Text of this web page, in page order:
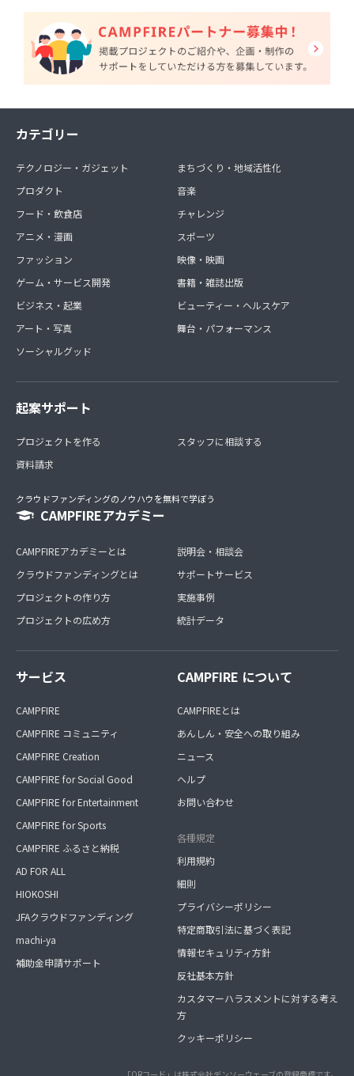
カテゴリー
テクノロジー・ガジェット
プロダクト
フード・飲食店
アニメ・漫画
ファッション
ゲーム・サービス開発
ビジネス・起業
アート・写真
ソーシャルグッド
まちづくり・地域活性化
音楽
チャレンジ
スポーツ
映像・映画
書籍・雑誌出版
ビューティー・ヘルスケア
舞台・パフォーマンス
起案サポート
プロジェクトを作る
資料請求
スタッフに相談する
クラウドファンディングのノウハウを無料で学ぼう
CAMPFIREアカデミー
CAMPFIREアカデミーとは
クラウドファンディングとは
プロジェクトの作り方
プロジェクトの広め方
説明会・相談会
サポートサービス
実施事例
統計データ
サービス
CAMPFIRE
CAMPFIRE コミュニティ
CAMPFIRE Creation
CAMPFIRE for Social Good
CAMPFIRE for Entertainment
CAMPFIRE for Sports
CAMPFIRE ふるさと納税
AD FOR ALL
HIOKOSHI
JFAクラウドファンディング
machi-ya
補助金申請サポート
CAMPFIRE について
CAMPFIREとは
あんしん・安全への取り組み
ニュース
ヘルプ
お問い合わせ
各種規定
利用規約
細則
プライバシーポリシー
特定商取引法に基づく表記
情報セキュリティ方針
反社基本方針
カスタマーハラスメントに対する考え
方
クッキーポリシー